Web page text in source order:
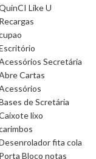
Like U
Recargas
Secretária
Cartas
de Scretária
lixo
fita cola
Porta Bloco notas